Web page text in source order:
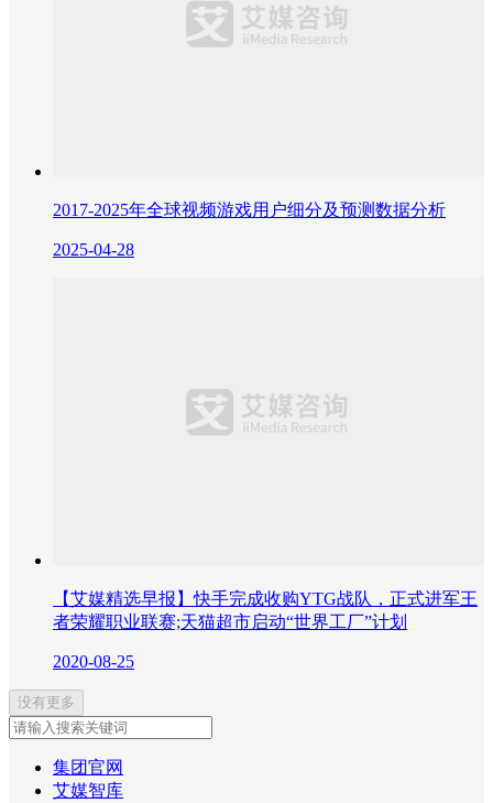
2017-2025年全球视频游戏用户细分及预测数据分析
2025-04-28
【艾媒精选早报】快手完成收购YTG战队，正式进军王
者荣耀职业联赛;天猫超市启动“世界工厂”计划
2020-08-25
没有更多
集团官网
艾媒智库